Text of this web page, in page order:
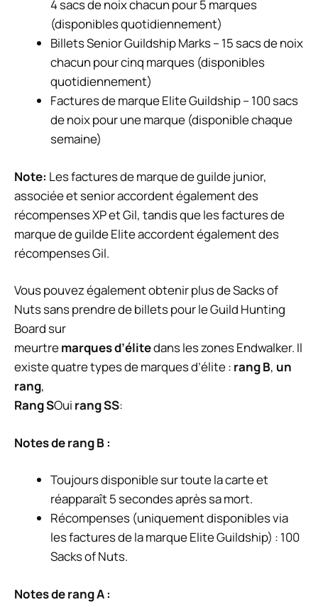
4 sacs de noix chacun pour 5 marques
(disponibles quotidiennement)
Billets Senior Guildship Marks – 15 sacs de noix
chacun pour cinq marques (disponibles
quotidiennement)
Factures de marque Elite Guildship – 100 sacs
de noix pour une marque (disponible chaque
semaine)
Note: Les factures de marque de guilde junior,
associée et senior accordent également des
récompenses XP et Gil, tandis que les factures de
marque de guilde Elite accordent également des
récompenses Gil.
Vous pouvez également obtenir plus de Sacks of
Nuts sans prendre de billets pour le Guild Hunting
Board sur
meurtremarques d’élitedans les zones Endwalker. Il
existe quatre types de marques d’élite : rang B, un
rang,
Rang SOui rang SS:
Notes de rang B :
Toujours disponible sur toute la carte et
réapparaît 5 secondes après sa mort.
Récompenses (uniquement disponibles via
les factures de la marque Elite Guildship) : 100
Sacks of Nuts.
Notes de rang A :